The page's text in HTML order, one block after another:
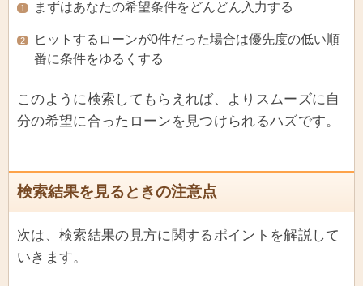
1 まずはあなたの希望条件をどんどん入力する
2
ヒットするローンが0件だった場合は優先度の低い順
番に条件をゆるくする
このように検索してもらえれば、よりスムーズに自
分の希望に合ったローンを見つけられるハズです。
検索結果を見るときの注意点
次は、検索結果の見方に関するポイントを解説して
いきます。